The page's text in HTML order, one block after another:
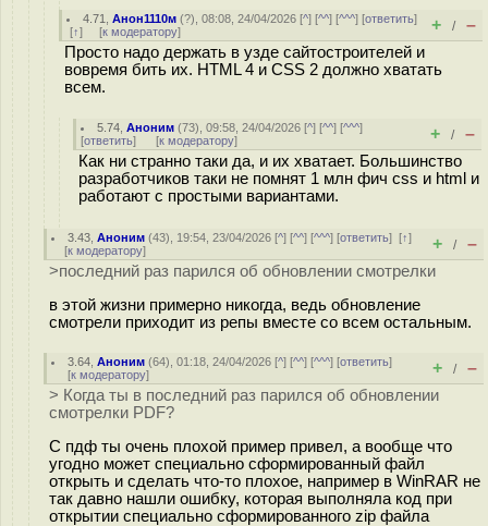
4.71 ,Анон1110м (?), 08:08, 24/04/2026 [^] [^^] [^^^] [ответить]
[↑] [к модератору] + / –
Просто надо держать в узде сайтостроителей и
вовремя бить их. HTML 4 и CSS 2 должно хватать
всем.
5.74 ,Аноним (73), 09:58, 24/04/2026 [^] [^^] [^^^]
[ответить] [к модератору] + / –
Как ни странно таки да, и их хватает. Большинство
разработчиков таки не помнят 1 млн фич css и html и
работают с простыми вариантами.
3.43 ,Аноним (43), 19:54, 23/04/2026 [^] [^^] [^^^] [ответить][↑]
[к модератору] + / –
>последний раз парился об обновлении смотрелки
в этой жизни примерно никогда, ведь обновление
смотрели приходит из репы вместе со всем остальным.
3.64 ,Аноним (64), 01:18, 24/04/2026 [^] [^^] [^^^] [ответить]
[к модератору] + / –
> Когда ты в последний раз парился об обновлении
смотрелки PDF?
С пдф ты очень плохой пример привел, а вообще что
угодно может специально сформированный файл
открыть и сделать что-то плохое, например в WinRAR не
так давно нашли ошибку, которая выполняла код при
открытии специально сформированного zip файла